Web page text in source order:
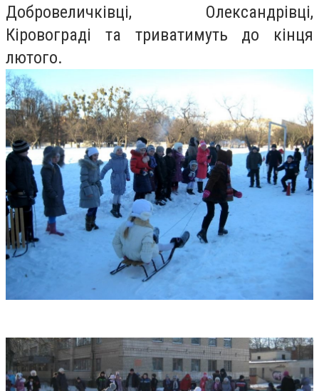
Добровеличківці, Олександрівці,
Кіровограді та триватимуть до кінця
лютого.